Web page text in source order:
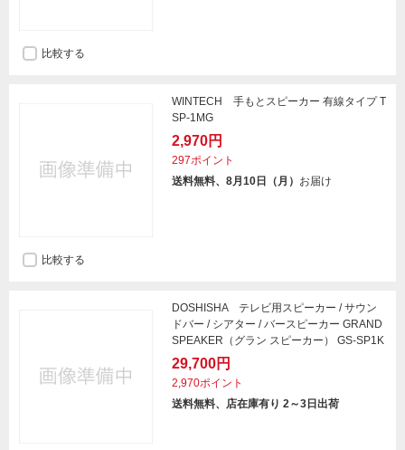
比較する
WINTECH 手もとスピーカー 有線タイプ T
SP-1MG
2,970円
297ポイント
送料無料、8月10日（月） お届け
比較する
DOSHISHA テレビ用スピーカー / サウン
ドバー / シアター / バースピーカー GRAND
SPEAKER（グラン スピーカー） GS-SP1K
29,700円
2,970ポイント
送料無料、店在庫有り 2～3日出荷